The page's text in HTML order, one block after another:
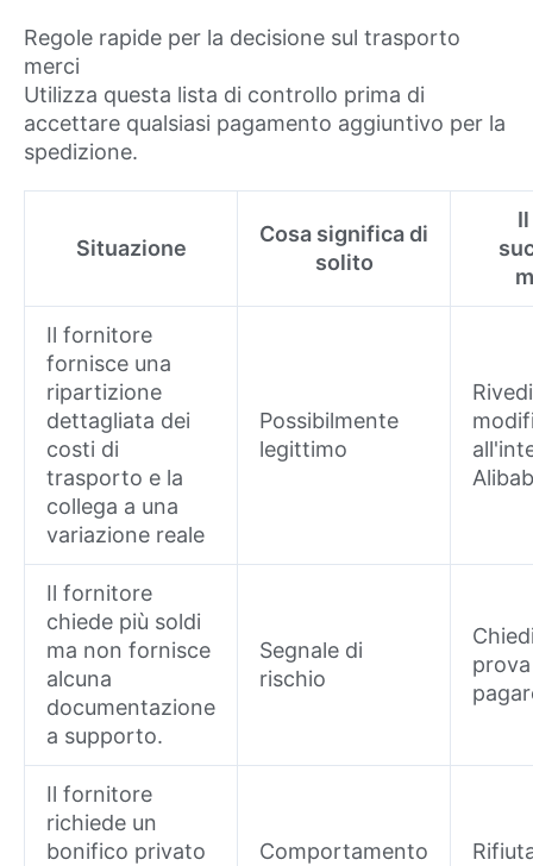
Regole rapide per la decisione sul trasporto
merci
Utilizza questa lista di controllo prima di
accettare qualsiasi pagamento aggiuntivo per la
spedizione.
Situazione
Cosa significa di
solito
Il fornitore
fornisce una
ripartizione
dettagliata dei
costi di
trasporto e la
collega a una
variazione reale
Possibilmente
legittimo
Il fornitore
chiede più soldi
ma non fornisce
alcuna
documentazione
a supporto.
Segnale di
rischio
Il fornitore
richiede un
bonifico privato
Comportamento